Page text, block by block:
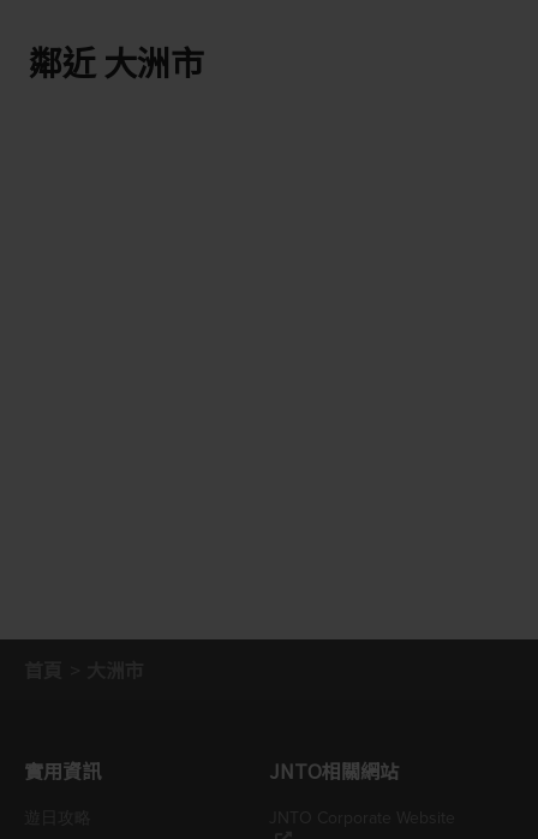
鄰近 大洲市
實用資訊 JNTO相關網站